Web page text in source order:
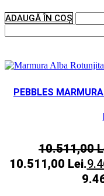
ADAUGĂ ÎN COȘ
PEBBLES
10.511,00
10.511,00 Lei.